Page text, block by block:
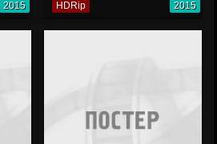
2015 HDRip 2015